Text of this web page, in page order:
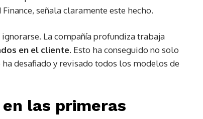
señala claramente este hecho.
La compañía profundiza trabaja
en el cliente. Esto ha conseguido no solo
desafiado y revisado todos los modelos de
las primeras